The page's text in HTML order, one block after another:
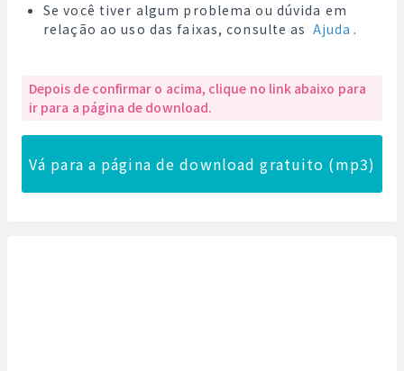
Se você tiver algum problema ou dúvida em
relação ao uso das faixas, consulte as Ajuda .
Depois de confirmar o acima, clique no link abaixo para
ir para a página de download.
Vá para a página de download gratuito (mp3)